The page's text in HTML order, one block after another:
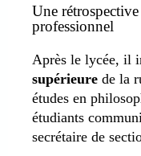
Une
professionnel
Après le lycée, il
supérieure de la
études en
étudiants
secrétaire de